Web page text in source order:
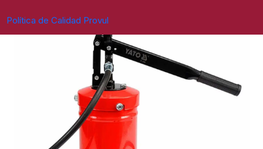
Política de Calidad Provul